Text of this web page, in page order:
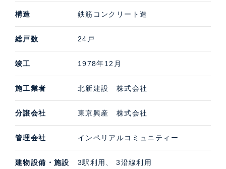
構造 鉄筋コンクリート造
総戸数 24戸
竣工 1978年12月
施工業者 北新建設 株式会社
分譲会社 東京興産 株式会社
管理会社 インペリアルコミュニティー
建物設備・施設 3駅利用、 3沿線利用